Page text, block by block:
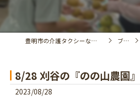
豊明市の介護タクシーならデイサービスアイナ ブログ
8/28 刈谷の『のの山農園
2023/08/28